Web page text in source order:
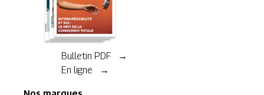
Bulletin PDF →
En ligne →